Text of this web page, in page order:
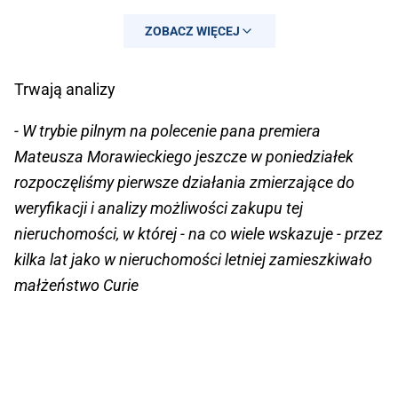
ZOBACZ WIĘCEJ
Trwają analizy
- W trybie pilnym na polecenie pana premiera
Mateusza Morawieckiego jeszcze w poniedziałek
rozpoczęliśmy pierwsze działania zmierzające do
weryfikacji i analizy możliwości zakupu tej
nieruchomości, w której - na co wiele wskazuje - przez
kilka lat jako w nieruchomości letniej zamieszkiwało
małżeństwo Curie